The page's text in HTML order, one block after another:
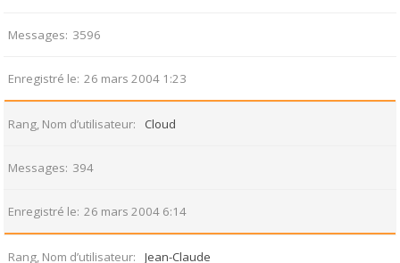
Messages 3596
Enregistré le 26 mars 2004 1:23
Rang, Nom d’utilisateur Cloud
Messages 394
Enregistré le 26 mars 2004 6:14
Rang, Nom d’utilisateur Jean-Claude